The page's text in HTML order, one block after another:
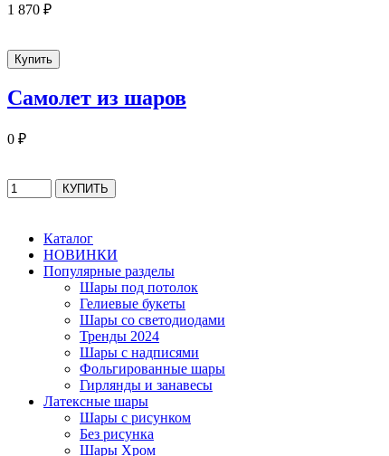
1 870 ₽
Самолет из шаров
0 ₽
Каталог
НОВИНКИ
Популярные разделы
Шары под потолок
Гелиевые букеты
Шары со светодиодами
Тренды 2024
Шары с надписями
Фольгированные шары
Гирлянды и занавесы
Латексные шары
Шары с рисунком
Без рисунка
Шары Хром